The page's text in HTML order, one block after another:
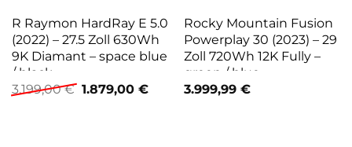
R Raymon HardRay E 5.0
(2022) – 27.5 Zoll 630Wh
9K Diamant – space blue
/ black
3.199,00€ Ursprünglicher
1.879,00 €Aktueller
Rocky Mountain Fusion
Powerplay 30 (2023) – 29
Zoll 720Wh 12K Fully –
green / blue
3.999,99 €